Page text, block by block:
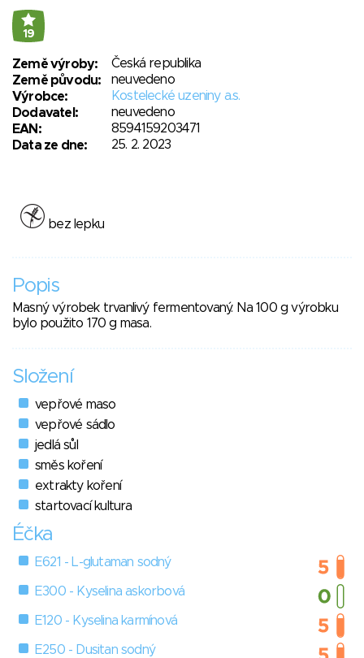
19
Země výroby:
Česká republika
Země původu:
neuvedeno
Výrobce:
Kostelecké uzeniny a.s.
Dodavatel:
neuvedeno
EAN:
8594159203471
Data ze dne:
25. 2. 2023
bez lepku
Popis
Masný výrobek trvanlivý fermentovaný. Na 100 g výrobku
bylo použito 170 g masa.
Složení
vepřové maso
vepřové sádlo
jedlá sůl
směs koření
extrakty koření
startovací kultura
Éčka
E621 - L-glutaman sodný
E300 - Kyselina askorbová
E120 - Kyselina karmínová
E250 - Dusitan sodný